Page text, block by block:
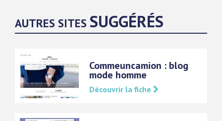
AUTRES SITES SUGGÉRÉS
Commeuncamion : blog
mode homme
Découvrir la fiche